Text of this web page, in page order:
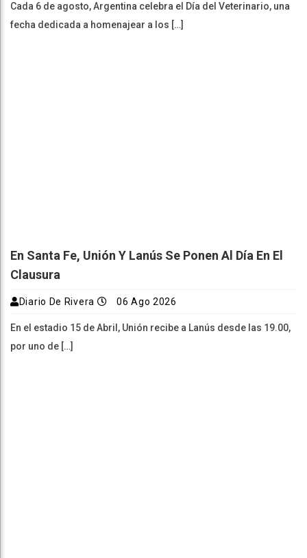
Cada 6 de agosto, Argentina celebra el Día del Veterinario, una
fecha dedicada a homenajear a los […]
En Santa Fe, Unión Y Lanús Se Ponen Al Día En El
Clausura
Diario De Rivera 06 Ago 2026
En el estadio 15 de Abril, Unión recibe a Lanús desde las 19.00,
por uno de […]